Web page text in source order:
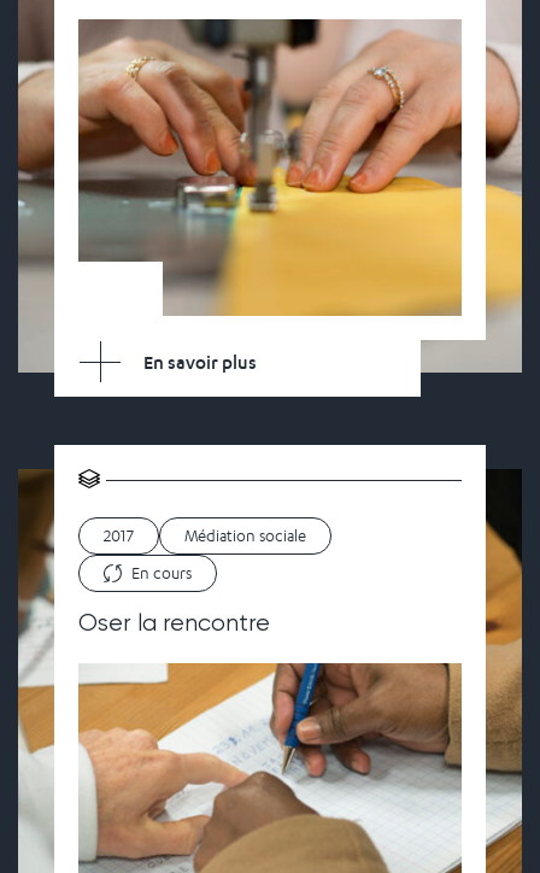
En savoir plus
2017
Médiation sociale
En cours
Oser la rencontre